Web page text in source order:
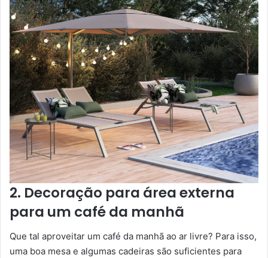
2. Decoração para área externa
para um café da manhã
Que tal aproveitar um café da manhã ao ar livre? Para isso,
uma boa mesa e algumas cadeiras são suficientes para